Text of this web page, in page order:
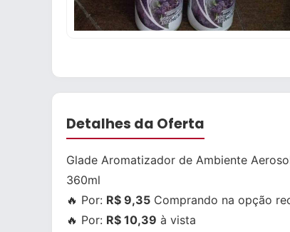
Detalhes da Oferta
Glade Aromatizador de Ambiente
360ml
🔥 Por: R$ 9,35 Comprando na opção
🔥 Por: R$ 10,39 à vista